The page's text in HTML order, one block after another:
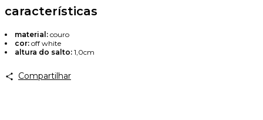
características
material: couro
cor: off white
altura do salto: 1,0cm
Compartilhar